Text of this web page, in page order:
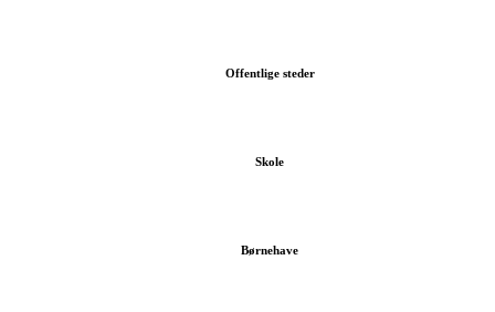
Offentlige steder
Skole
Børnehave